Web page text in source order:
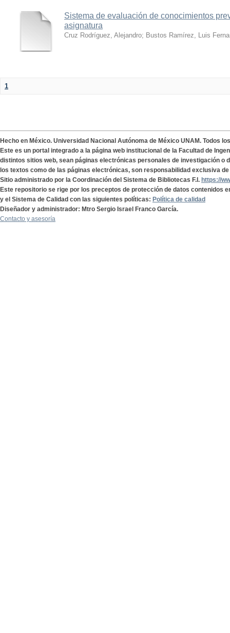
Sistema de evaluación de conocimientos
asignatura
Cruz Rodríguez, Alejandro; Bustos Ramírez, Luis
1
Hecho en México. Universidad Nacional Autónoma de México UNAM. Todos
Este es un portal integrado a la página web institucional de la Facultad de
distintos sitios web, sean páginas electrónicas personales de investigación o
los textos como de las páginas electrónicas, son responsabilidad exclusiva
Sitio administrado por la Coordinación del Sistema de Bibliotecas F.I. https://
Este repositorio se rige por los preceptos de protección de datos contenidos
y el Sistema de Calidad con las siguientes políticas: Política de calidad
Diseñador y administrador: Mtro Sergio Israel Franco García.
Contacto y asesoría